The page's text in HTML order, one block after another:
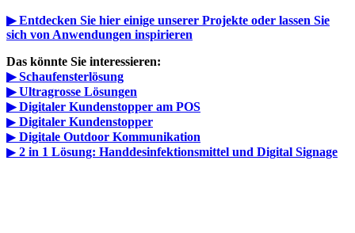
▶ Entdecken Sie hier einige unserer Projekte oder lassen Sie
sich von Anwendungen inspirieren
Das könnte Sie interessieren:
▶ Schaufensterlösung
▶ Ultragrosse Lösungen
▶ Digitaler Kundenstopper am POS
▶ Digitaler Kundenstopper
▶ Digitale Outdoor Kommunikation
▶ 2 in 1 Lösung: Handdesinfektionsmittel und Digital Signage